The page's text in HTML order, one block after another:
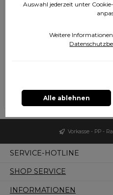
Ihr
zu Ihrem
Vorkasse - PP -
SERVICE-HOTLINE
SHOP SERVICE
INFORMATIONEN
Auswahl jederzeit unter
Weitere
Alle ablehnen